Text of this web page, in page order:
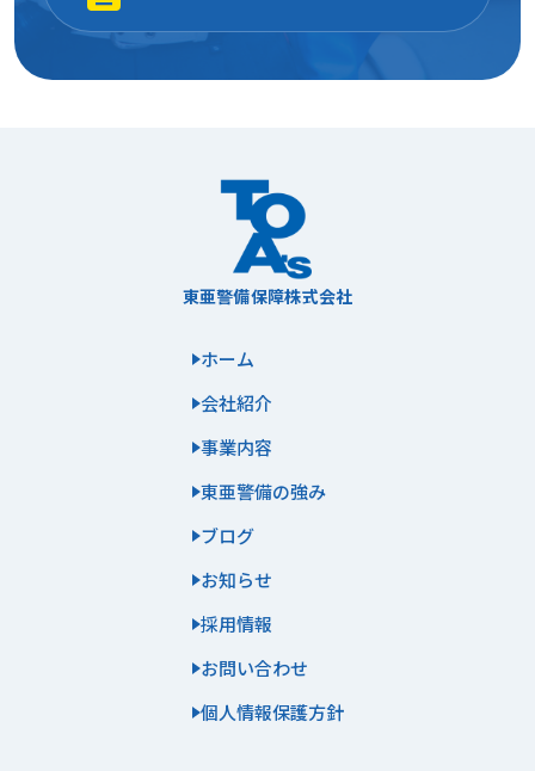
東亜警備保障株式会社
ホーム
会社紹介
事業内容
東亜警備の強み
ブログ
お知らせ
採用情報
お問い合わせ
個人情報保護方針